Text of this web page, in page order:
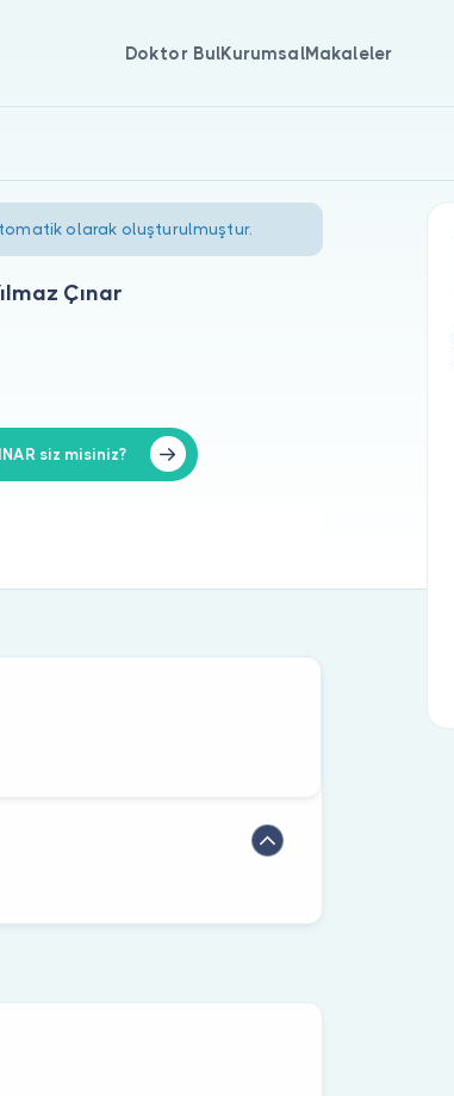
Doktor BulKurumsalMakaleler
olarak oluşturulmuştur.
Çınar
siz misiniz?